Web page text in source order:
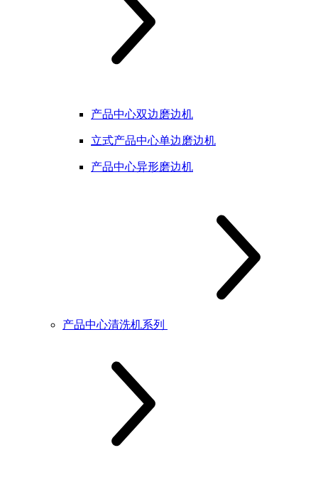
产品中心双边磨边机
立式产品中心单边磨边机
产品中心异形磨边机
产品中心清洗机系列